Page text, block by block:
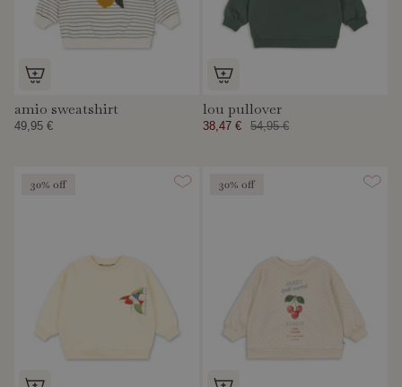
amio sweatshirt
49,95 €
lou pullover
38,47 € 54,95 €
30% off 30% off